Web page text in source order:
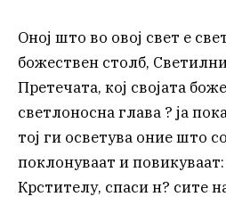
Оној што во овој свет е
божествен столб,
Претечата, кој својата
светлоносна глава ? ја
тој ги осветува оние што
поклонуваат и
Крстителу, спаси н? сите